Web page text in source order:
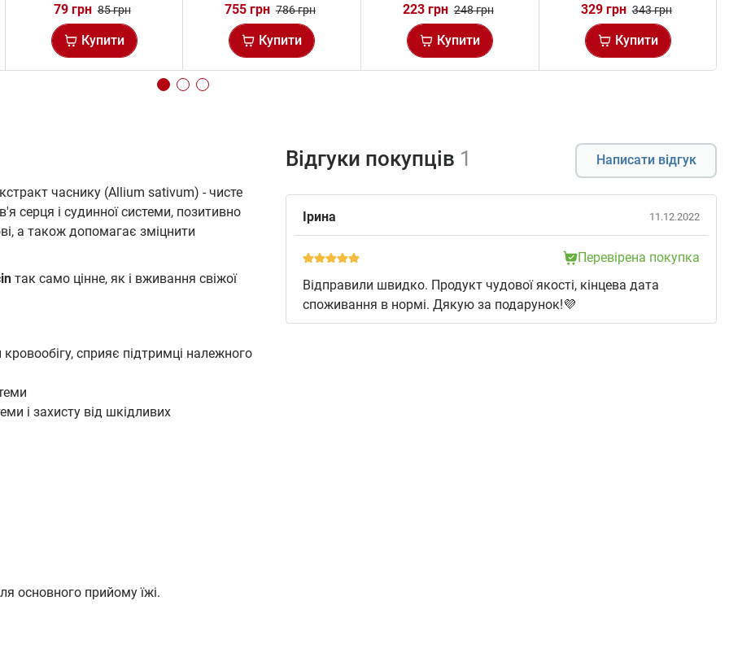
79 грн 85 грн
Купити
755 грн 786 грн
Купити
223 грн 248 грн
Купити
329 грн 343 грн
Купити
часнику (Allium sativum) - чисте
серця і судинної системи, позитивно
а також допомагає зміцнити
так само цінне, як і вживання свіжої
сприяє підтримці належного
і захисту від шкідливих
основного прийому їжі.
Відгуки покупців 1 Написати відгук
Ірина 11.12.2022
Перевірена покупка
Відправили швидко. Продукт чудової якості, кінцева дата
споживання в нормі. Дякую за подарунок!💜